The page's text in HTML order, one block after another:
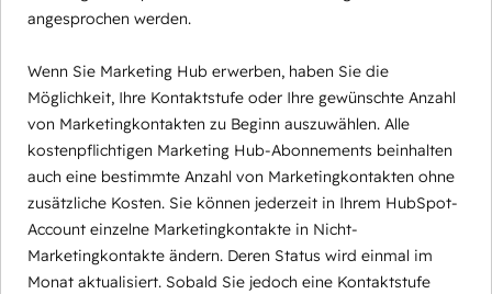
angesprochen werden.
Wenn Sie Marketing Hub erwerben, haben Sie die
Möglichkeit, Ihre Kontaktstufe oder Ihre gewünschte Anzahl
von Marketingkontakten zu Beginn auszuwählen. Alle
kostenpflichtigen Marketing Hub-Abonnements beinhalten
auch eine bestimmte Anzahl von Marketingkontakten ohne
zusätzliche Kosten. Sie können jederzeit in Ihrem HubSpot-
Account einzelne Marketingkontakte in Nicht-
Marketingkontakte ändern. Deren Status wird einmal im
Monat aktualisiert. Sobald Sie jedoch eine Kontaktstufe